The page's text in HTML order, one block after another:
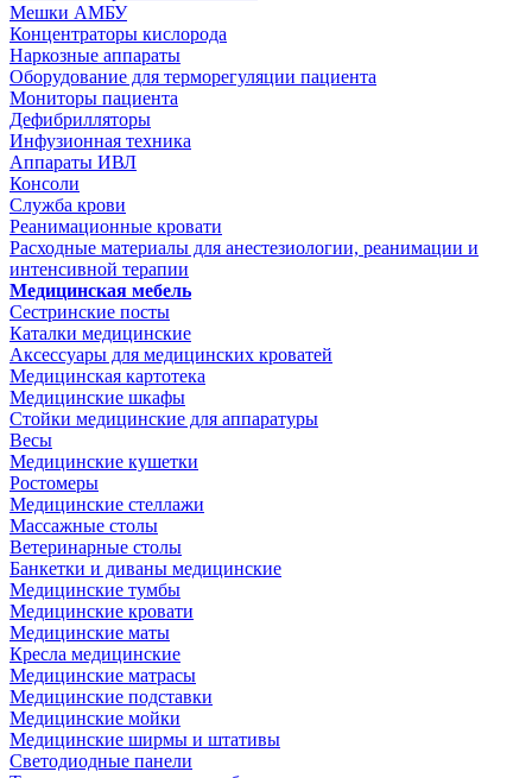
Мешки АМБУ
Концентраторы кислорода
Наркозные аппараты
Оборудование для терморегуляции пациента
Мониторы пациента
Дефибрилляторы
Инфузионная техника
Аппараты ИВЛ
Консоли
Служба крови
Реанимационные кровати
Расходные материалы для анестезиологии, реанимации и
интенсивной терапии
Медицинская мебель
Сестринские посты
Каталки медицинские
Аксессуары для медицинских кроватей
Медицинская картотека
Медицинские шкафы
Стойки медицинские для аппаратуры
Весы
Медицинские кушетки
Ростомеры
Медицинские стеллажи
Массажные столы
Ветеринарные столы
Банкетки и диваны медицинские
Медицинские тумбы
Медицинские кровати
Медицинские маты
Кресла медицинские
Медицинские матрасы
Медицинские подставки
Медицинские мойки
Медицинские ширмы и штативы
Светодиодные панели